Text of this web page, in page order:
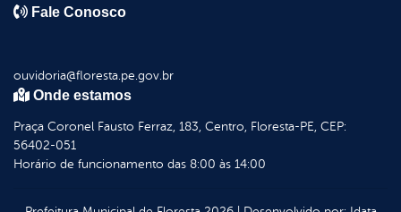
Fale Conosco
ouvidoria@floresta.pe.gov.br
Onde estamos
Praça Coronel Fausto Ferraz, 183, Centro, Floresta-PE, CEP:
56402-051
Horário de funcionamento das 8:00 às 14:00